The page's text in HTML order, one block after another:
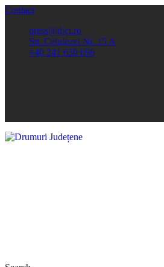
Contact
press@djct.ro
Str. Celulozei Nr. 15 A
+40 241 630 696